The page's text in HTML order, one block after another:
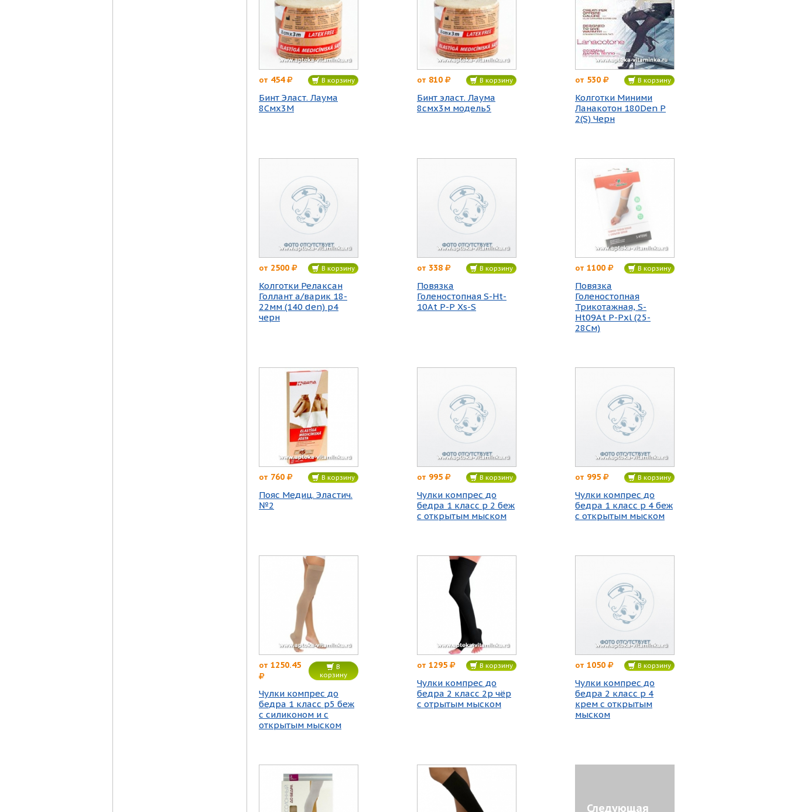
от 454 В корзину
Бинт Эласт. Лаума
8Смх3М
от 810 В корзину
Бинт эласт. Лаума
8смх3м модель5
от 530 В корзину
Колготки Миними
Ланакотон 180Den Р
2(S) Черн
от 2500 В корзину
Колготки Релаксан
Голлант а/варик 18-
22мм (140 den) р4
черн
от 338 В корзину
Повязка
Голеностопная S-Ht-
10At Р-Р Xs-S
от 1100 В корзину
Повязка
Голеностопная
Трикотажная, S-
Ht09At Р-Рхl (25-
28См)
от 760 В корзину
Пояс Медиц. Эластич.
№2
от 995 В корзину
Чулки компрес до
бедра 1 класс р 2 беж
с открытым мыском
от 995 В корзину
Чулки компрес до
бедра 1 класс р 4 беж
с открытым мыском
от 1250.45
В
корзину
Чулки компрес до
бедра 1 класс р5 беж
с силиконом и с
открытым мыском
от 1295 В корзину
Чулки компрес до
бедра 2 класс 2р чёр
с отрытым мыском
от 1050 В корзину
Чулки компрес до
бедра 2 класс р 4
крем с открытым
мыском
Следующая